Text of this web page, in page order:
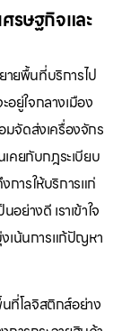
รษฐกิจและ
ายพื้นที่บริการไป
ยู่ใจกลางเมือง
มจัดส่งเครื่องจักร
คยกับกฎระเบียบ
การให้บริการแก่
นอย่างดี เราเข้าใจ
เน้นการแก้ปัญหา
ที่โลจิสติกส์อย่าง